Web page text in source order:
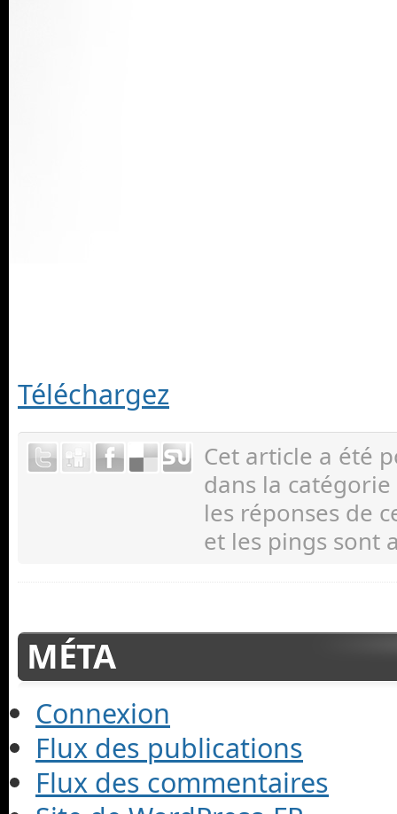
Téléchargez
Cet article a été
dans la catégorie
les réponses de
et les pings sont
MÉTA
Connexion
Flux des publications
Flux des commentaires